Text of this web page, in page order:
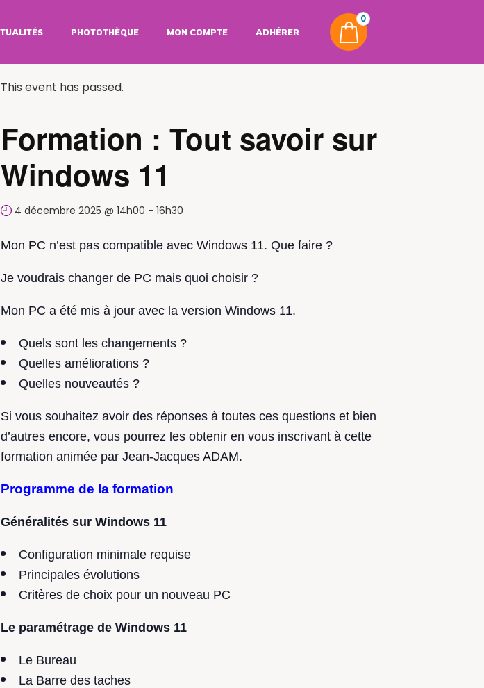
PHOTOTHÈQUE MON COMPTE ADHÉRER
0
This event has passed.
Formation : Tout savoir sur
Windows 11
4 décembre 2025 @ 14h00 -16h30
Mon PC n’est pas compatible avec Windows 11. Que faire ?
Je voudrais changer de PC mais quoi choisir ?
Mon PC a été mis à jour avec la version Windows 11.
Quels sont les changements ?
Quelles améliorations ?
Quelles nouveautés ?
Si vous souhaitez avoir des réponses à toutes ces questions et bien
d’autres encore, vous pourrez les obtenir en vous inscrivant à cette
formation animée par Jean-Jacques ADAM.
Programme de la formation
Généralités sur Windows 11
Configuration minimale requise
Principales évolutions
Critères de choix pour un nouveau PC
Le paramétrage de Windows 11
Le Bureau
La Barre des taches